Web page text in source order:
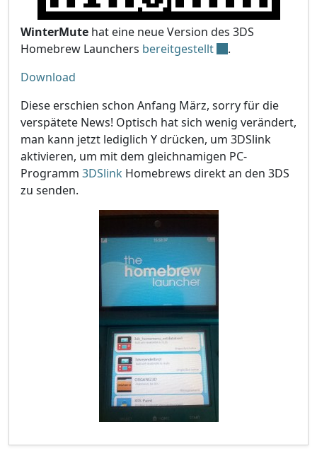
WinterMute hat eine neue Version des 3DS
Homebrew Launchers bereitgestellt
.
Download
Diese erschien schon Anfang März, sorry für die
verspätete News! Optisch hat sich wenig verändert,
man kann jetzt lediglich Y drücken, um 3DSlink
aktivieren, um mit dem gleichnamigen PC-
Programm 3DSlink Homebrews direkt an den 3DS
zu senden.